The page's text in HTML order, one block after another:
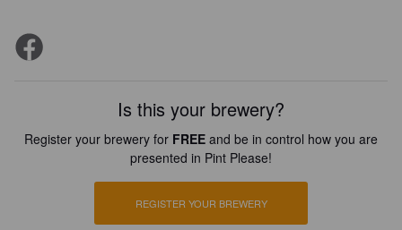
Is this your brewery?
Register your brewery for FREE and be in control how you are
presented in Pint Please!
REGISTER YOUR BREWERY